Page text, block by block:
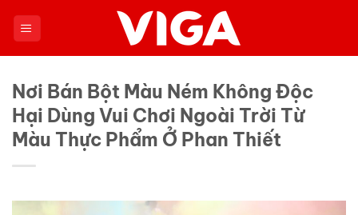
Nơi Bán Bột Màu Ném Không Độc
Hại Dùng Vui Chơi Ngoài Trời Từ
Màu Thực Phẩm Ở Phan Thiết